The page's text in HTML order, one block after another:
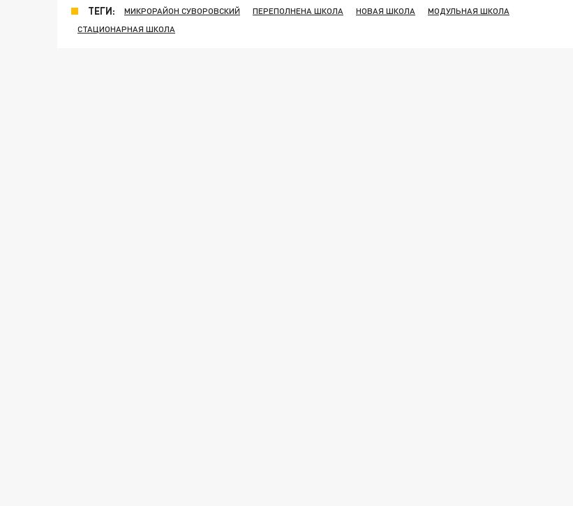
ТЕГИ: МИКРОРАЙОН СУВОРОВСКИЙ ПЕРЕПОЛНЕНА ШКОЛА НОВАЯ ШКОЛА
МОДУЛЬНАЯ ШКОЛА
СТАЦИОНАРНАЯ ШКОЛА